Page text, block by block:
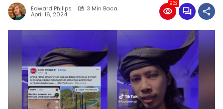
Edward Philips 3 Min Baca
April 16, 2024
852